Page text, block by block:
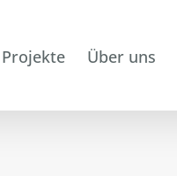
Projekte Über uns